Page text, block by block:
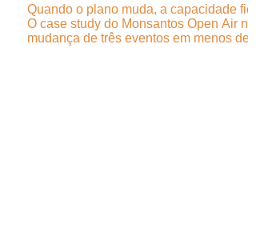
Quando o plano muda, a capacidade fica
O case study do Monsantos Open Air na
mudança de três eventos em menos de